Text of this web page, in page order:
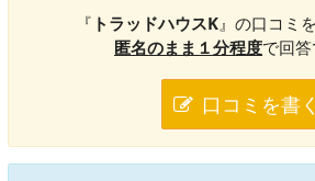
『 トラッドハウスK 』の口コミ
匿名のまま１分程度で回
口コミを書く